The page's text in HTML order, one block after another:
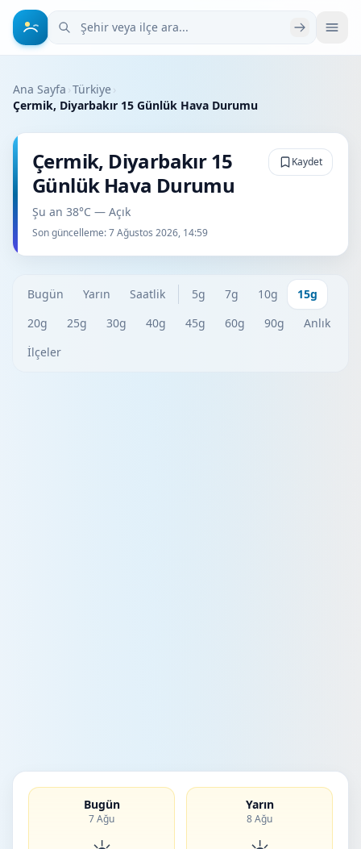
Şehir veya ilçe ara
Ana Sayfa ›Türkiye›
Çermik, Diyarbakır 15 Günlük Hava Durumu
Çermik, Diyarbakır 15
Günlük Hava Durumu
Şu an 38°C — Açık
Son güncelleme:7 Ağustos 2026, 14:59
Kaydet
Bugün Yarın Saatlik 5g 7g 10g
15g
20g
25g 30g 40g 45g 60g 90g
Anlık
İlçeler
Bugün
7 Ağu
Yarın
8 Ağu